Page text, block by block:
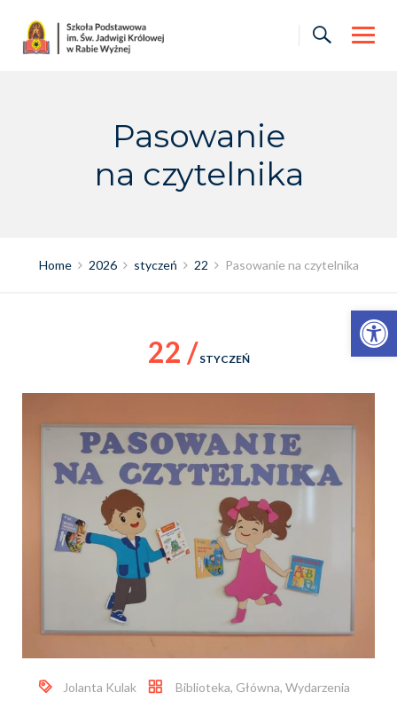
Otwórz pasek narzędzi
content
Pasowanie
na czytelnika
Home 2026 styczeń 22 Pasowanie na czytelnika
22 / STYCZEŃ
Jolanta Kulak Biblioteka, Główna, Wydarzenia